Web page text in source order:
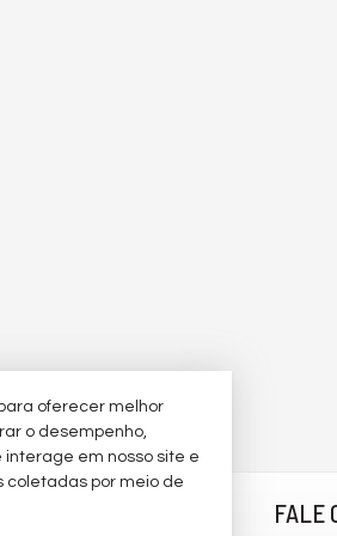
BROKER -
FALE
oferecer melhor
o desempenho,
interage em nosso site e
coletadas por meio de